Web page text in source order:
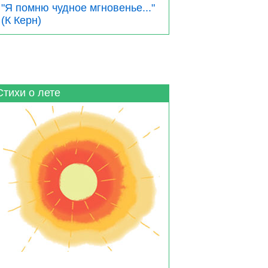
"Я помню чудное мгновенье..."
(К Керн)
о лете